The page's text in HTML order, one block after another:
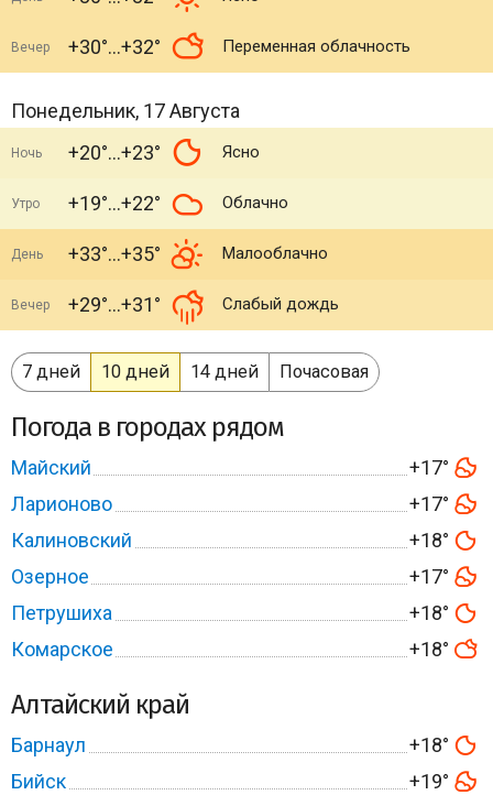
Вечер +30° +32° Переменная облачность
Понедельник, 17 Августа
Ночь +20° +23° Ясно
Утро +19° +22° Облачно
День +33° +35° Малооблачно
Вечер +29° +31° Слабый дождь
7 дней 10 дней 14 дней Почасовая
Погода в городах рядом
Майский
+17°
Ларионово
+17°
Калиновский
+18°
Озерное
+17°
Петрушиха
+18°
Комарское
+18°
Алтайский край
Барнаул
+18°
Бийск
+19°